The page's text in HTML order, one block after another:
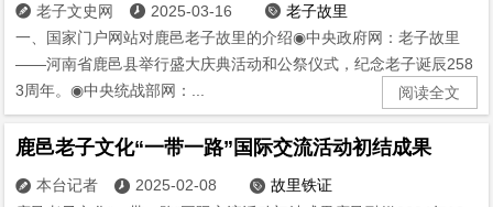
 老子文史网  2025-03-16  老子故里
一、国家门户网站对鹿邑老子故里的介绍◉中央政府网：老子故里
——河南省鹿邑县举行盛大庆典活动和公祭仪式，纪念老子诞辰258
3周年。◉中央统战部网：...
阅读全文
鹿邑老子文化“一带一路”国际交流活动初结成果
 本台记者  2025-02-08  故里铁证